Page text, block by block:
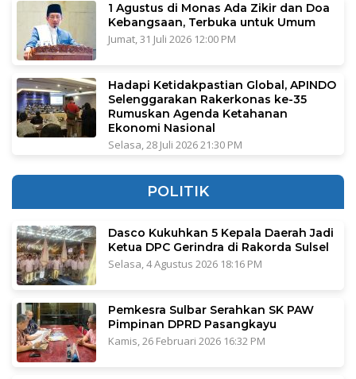
1 Agustus di Monas Ada Zikir dan Doa
Kebangsaan, Terbuka untuk Umum
Jumat, 31 Juli 2026 12:00 PM
Hadapi Ketidakpastian Global, APINDO
Selenggarakan Rakerkonas ke-35
Rumuskan Agenda Ketahanan
Ekonomi Nasional
Selasa, 28 Juli 2026 21:30 PM
POLITIK
Dasco Kukuhkan 5 Kepala Daerah Jadi
Ketua DPC Gerindra di Rakorda Sulsel
Selasa, 4 Agustus 2026 18:16 PM
Pemkesra Sulbar Serahkan SK PAW
Pimpinan DPRD Pasangkayu
Kamis, 26 Februari 2026 16:32 PM